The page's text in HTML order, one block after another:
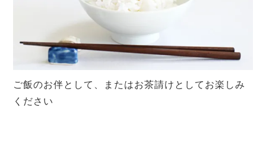
ご飯のお伴として、またはお茶請けとしてお楽しみ
ください